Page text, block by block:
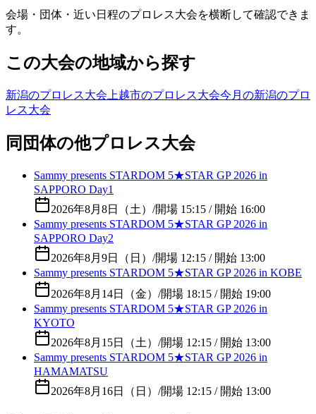
会場・団体・近い日程のプロレス大会を横断して確認できま
す。
この大会の地域から探す
新潟のプロレス大会 上越市のプロレス大会今月の新潟のプロ
レス大会
同団体の他プロレス大会
Sammy presents STARDOM 5★STAR GP 2026 in
SAPPORO Day1
2026年8月8日（土） /開場 15:15 / 開始 16:00
Sammy presents STARDOM 5★STAR GP 2026 in
SAPPORO Day2
2026年8月9日（日） /開場 12:15 / 開始 13:00
Sammy presents STARDOM 5★STAR GP 2026 in KOBE
2026年8月14日（金） /開場 18:15 / 開始 19:00
Sammy presents STARDOM 5★STAR GP 2026 in
KYOTO
2026年8月15日（土） /開場 12:15 / 開始 13:00
Sammy presents STARDOM 5★STAR GP 2026 in
HAMAMATSU
2026年8月16日（日） /開場 12:15 / 開始 13:00